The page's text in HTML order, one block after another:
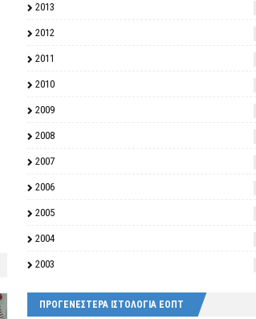
2013
2012
2011
2010
2009
2008
2007
2006
2005
2004
2003
ΠΡΟΓΕΝΕΣΤΕΡΑ ΙΣΤΟΛΟΓΙΑ ΕΟΠΤ